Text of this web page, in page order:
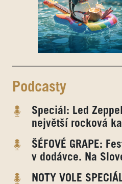
Podcasty
Speciál: Led
největší rocková
ŠÉFOVÉ GRAPE:
v dodávce. Na
NOTY VOLE